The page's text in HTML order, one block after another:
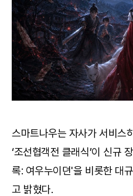
스마트나우는 자사가 서비스
‘조선협객전 클래식’이 신규
록: 여우누이뎐'을 비롯한 대
고 밝혔다.